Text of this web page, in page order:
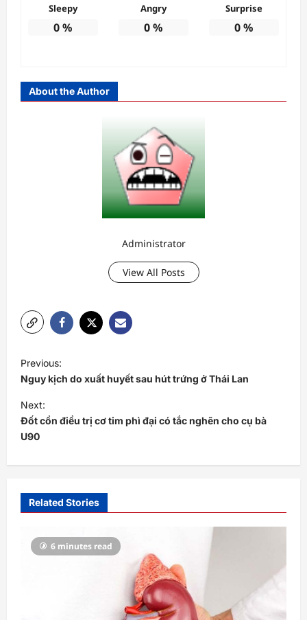
Sleepy
0%
Angry
0%
Surprise
0%
About the Author
Administrator
View All Posts
o
s
t
n
a
Previous:
Nguy kịch do xuất huyết sau hút trứng ở Thái Lan
Next:
Đốt cồn điều trị cơ tim phì đại có tắc nghẽn cho cụ bà
U90
Related Stories
6 minutes read